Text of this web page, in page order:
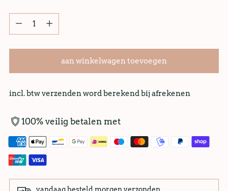
aan winkelwagen toevoegen
incl. btw verzenden word berekend bij afrekenen
100% veilig betalen met